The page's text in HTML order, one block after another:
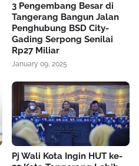
3 Pengembang Besar di
Tangerang Bangun Jalan
Penghubung BSD City-
Gading Serpong Senilai
Rp27 Miliar
January 09, 2025
Pj Wali Kota Ingin HUT ke-